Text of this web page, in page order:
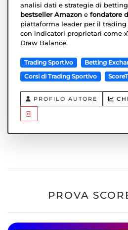
analisi dati e strategie di
bestseller Amazon e fondatore
piattaforma leader per il
con indicatori proprietari come
Draw Balance.
Trading Sportivo
Betting
Corsi di Trading Sportivo
PROFILO AUTORE
PROVA